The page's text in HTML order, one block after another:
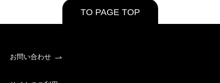
TO PAGE TOP
お問い合わせ